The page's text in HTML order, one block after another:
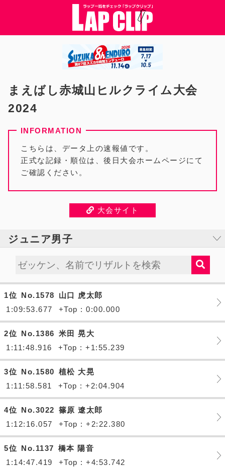
まえばし赤城山ヒルクライム大会
2024
こちらは、データ上の速報値です。
正式な記録・順位は、後日大会ホームページにて
ご確認ください。
大会サイト
ジュニア男子
1位 No.1578
山口 虎太郎
1:09:53.677
+Top : 0:00.000
2位 No.1386 米田 晃大
1:11:48.916
+Top : +1:55.239
3位 No.1580 植松 大晃
1:11:58.581
+Top : +2:04.904
4位 No.3022 篠原 遼太郎
1:12:16.057
+Top : +2:22.380
5位 No.1137 橋本 陽音
1:14:47.419
+Top : +4:53.742